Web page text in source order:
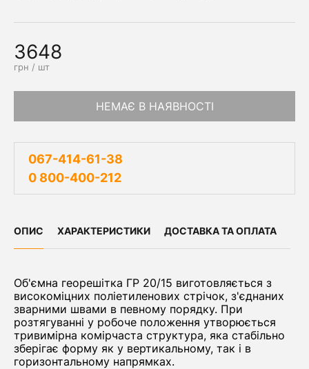
3648
грн / шт
НЕМАЄ В НАЯВНОСТІ
067-414-61-38
0 800-400-212
ОПИС ХАРАКТЕРИСТИКИ ДОСТАВКА ТА ОПЛАТА
Об'ємна георешітка ГР 20/15 виготовляється з
високоміцних поліетиленових стрічок, з'єднаних
зварними швами в певному порядку. При
розтягуванні у робоче положення утворюється
тривимірна комірчаста структура, яка стабільно
зберігає форму як у вертикальному, так і в
горизонтальному напрямках.